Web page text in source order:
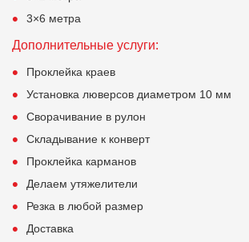
3×6 метра
Дополнительные услуги:
Проклейка краев
Установка люверсов диаметром 10 мм
Сворачивание в рулон
Складывание к конверт
Проклейка карманов
Делаем утяжелители
Резка в любой размер
Доставка